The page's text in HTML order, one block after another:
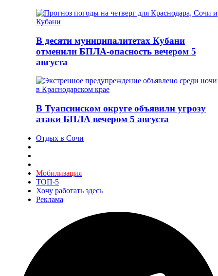
В десяти муниципалитетах Кубани
отменили БПЛА-опасность вечером 5
августа
В Туапсинском округе объявили угрозу
атаки БПЛА вечером 5 августа
Отдых в Сочи
Мобилизация
ТОП-5
Хочу работать здесь
Реклама